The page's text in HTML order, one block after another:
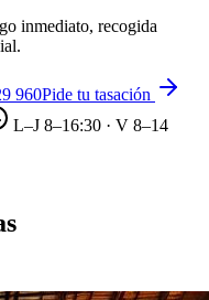
inmediato, recogida
960Pide tu tasación
L–J 8–16:30 · V 8–14